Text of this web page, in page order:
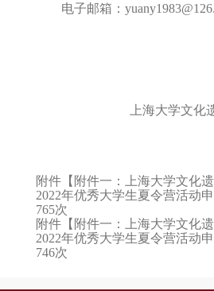
电子邮箱：
上海大学文化
附件【 附件一：上海大学文化
2022年优秀大学生夏令营活动
765次
附件【 附件一：上海大学文化
2022年优秀大学生夏令营活动
746次